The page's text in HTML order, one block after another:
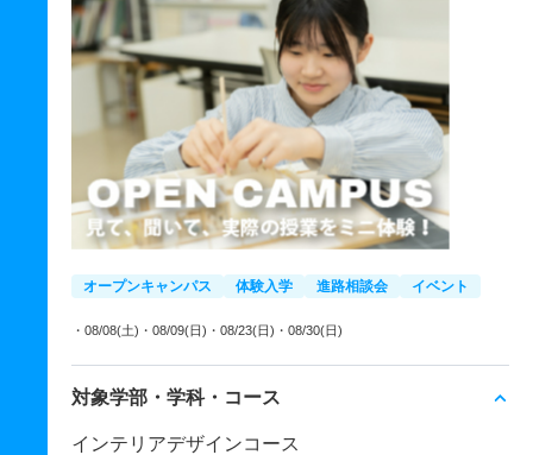
オープンキャンパス 体験入学 進路相談会 イベント
・08/08(土) ・08/09(日) ・08/23(日) ・08/30(日)
対象学部・学科・コース
インテリアデザインコース